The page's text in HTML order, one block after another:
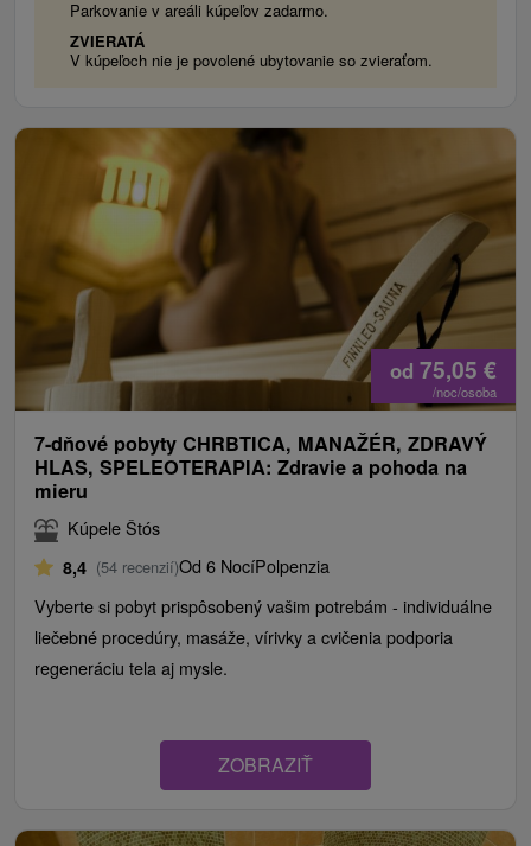
Parkovanie v areáli kúpeľov zadarmo.
ZVIERATÁ
V kúpeľoch nie je povolené ubytovanie so zvieraťom.
od 75,05 €
/noc/osoba
7-dňové pobyty CHRBTICA, MANAŽÉR, ZDRAVÝ
HLAS, SPELEOTERAPIA: Zdravie a pohoda na
mieru
Kúpele Štós
8,4 (54 recenzií)Od 6 NocíPolpenzia
Vyberte si pobyt prispôsobený vašim potrebám - individuálne
liečebné procedúry, masáže, vírivky a cvičenia podporia
regeneráciu tela aj mysle.
ZOBRAZIŤ